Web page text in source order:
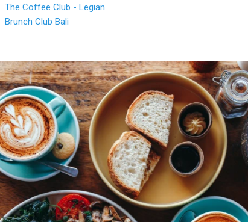
The Coffee Club - Legian
Brunch Club Bali